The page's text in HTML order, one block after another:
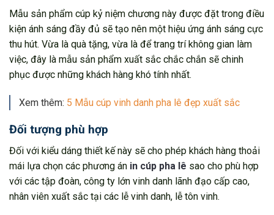
Mẫu sản phẩm cúp kỷ niệm chương này được đặt trong điều
kiện ánh sáng đầy đủ sẽ tạo nên một hiệu ứng ánh sáng cực
thu hút. Vừa là quà tặng, vừa là để trang trí không gian làm
việc, đây là mẫu sản phẩm xuất sắc chắc chắn sẽ chinh
phục được những khách hàng khó tính nhất.
Xem thêm: 5 Mẫu cúp vinh danh pha lê đẹp xuất sắc
Đối tượng phù hợp
Đối với kiểu dáng thiết kế này sẽ cho phép khách hàng thoải
mái lựa chọn các phương án in cúp pha lê sao cho phù hợp
với các tập đoàn, công ty lớn vinh danh lãnh đạo cấp cao,
nhân viên xuất sắc tại các lễ vinh danh, lễ tôn vinh.